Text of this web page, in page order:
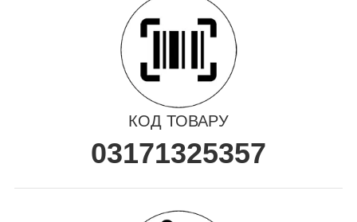
КОД ТОВАРУ
03171325357